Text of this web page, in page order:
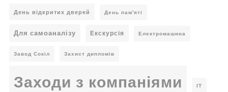
День відкритих дверей День пам'яті
Для самоаналізу Екскурсія Електромашина
Завод Сокіл Захист дипломів
Заходи з компаніями ІТ